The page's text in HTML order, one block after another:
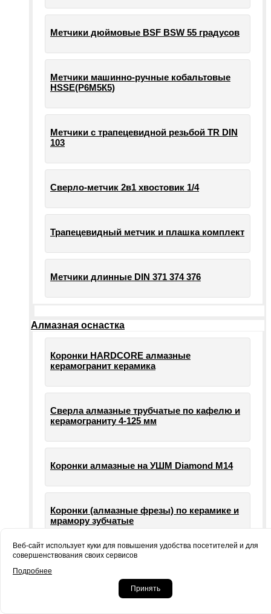
Метчики дюймовые BSF BSW 55 градусов
Метчики машинно-ручные кобальтовые
HSSE(Р6М5К5)
Метчики с трапецевидной резьбой TR DIN
103
Сверло-метчик 2в1 хвостовик 1/4
Трапецевидный метчик и плашка комплект
Метчики длинные DIN 371 374 376
Алмазная оснастка
Коронки HARDCORE алмазные
керамогранит керамика
Сверла алмазные трубчатые по кафелю и
керамограниту 4-125 мм
Коронки алмазные на УШМ Diamond М14
Коронки (алмазные фрезы) по керамике и
мрамору зубчатые
машин УШМ болгарки
Веб-сайт использует куки для повышения удобства посетителей и для
совершенствования своих сервисов
Подробнее
Принять